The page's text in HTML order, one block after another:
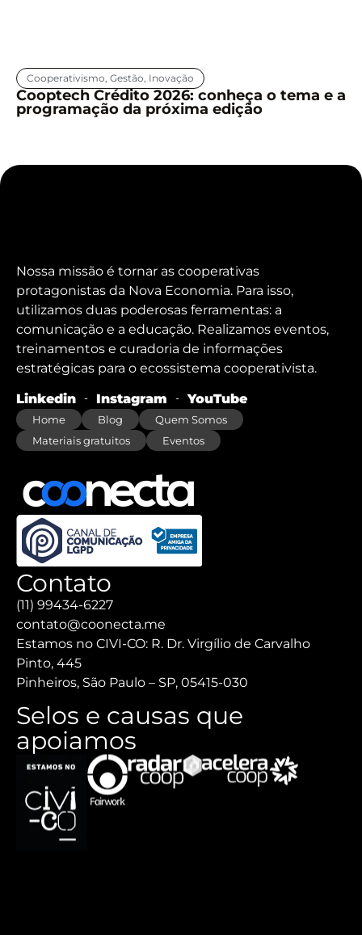
Cooperativismo Gestão Inovação
Cooptech Crédito 2026: conheça o tema e a
programação da próxima edição
Nossa missão é tornar as cooperativas
protagonistas da Nova Economia. Para isso,
utilizamos duas poderosas ferramentas: a
comunicação e a educação. Realizamos eventos,
treinamentos e curadoria de informações
estratégicas para o ecossistema cooperativista.
Linkedin Instagram YouTube
Home Blog
Quem Somos
Materiais gratuitos
Eventos
Contato
(11) 99434-6227
contato@coonecta.me
Estamos no CIVI-CO: R. Dr. Virgílio de Carvalho
Pinto, 445
Pinheiros, São Paulo – SP, 05415-030
Selos e causas que
apoiamos